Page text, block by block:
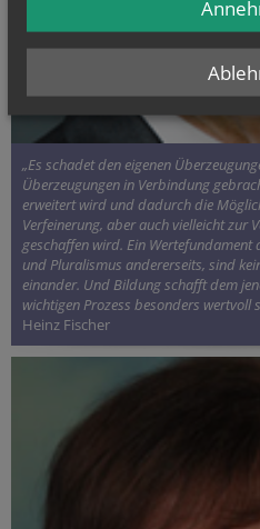
„Es schadet den eigenen
Überzeugungen in Verbindung
erweitert wird und dadurch die
Verfeinerung, aber auch vielleicht zur
geschaffen wird. Ein Wertefundament
und Pluralismus andererseits, sind
einander. Und Bildung schafft dem
wichtigen Prozess besonders wertvoll
Heinz Fischer